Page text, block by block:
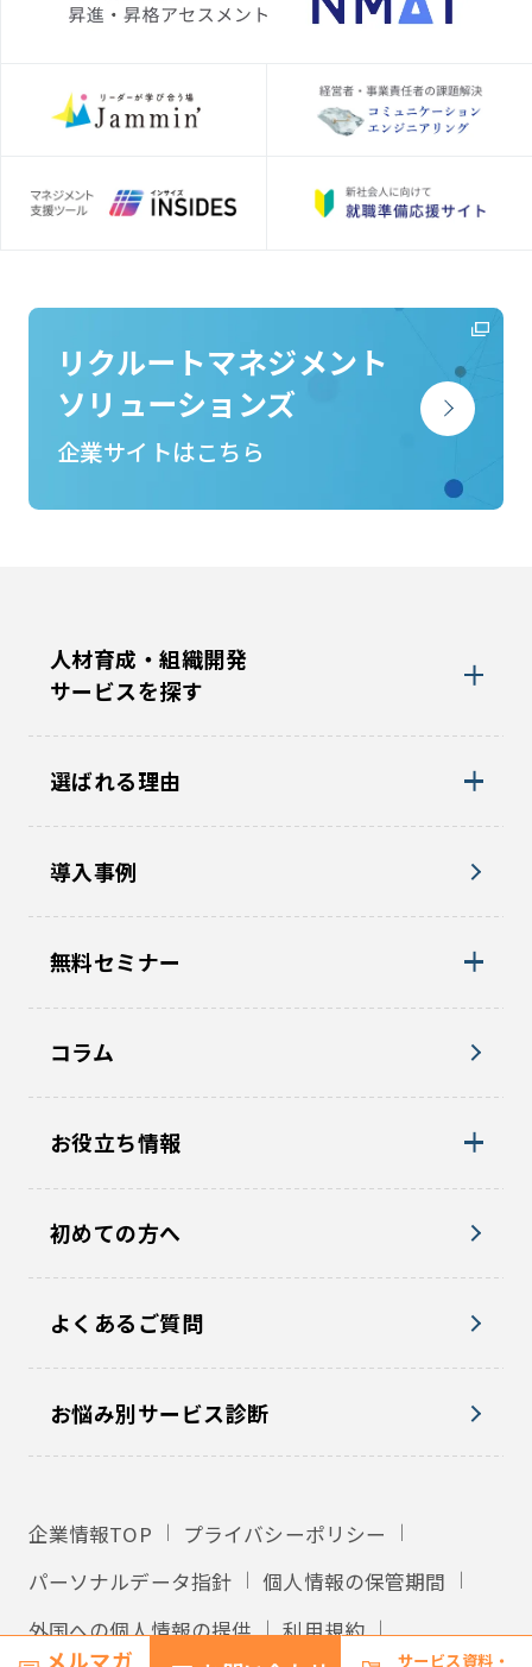
リクルートマネジメント
ソリューションズ
企業サイトはこちら
メルマガ サービス資料・
人材育成・組織開発
サービスを探す
選ばれる理由
導入事例
無料セミナー
コラム
お役立ち情報
初めての方へ
よくあるご質問
お悩み別サービス診断
企業情報TOP
プライバシーポリシー
パーソナルデータ指針
個人情報の保管期間
外国への個人情報の提供
利用規約